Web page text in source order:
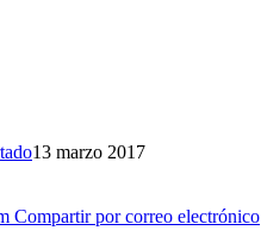
13 marzo 2017
Compartir por correo electrónico